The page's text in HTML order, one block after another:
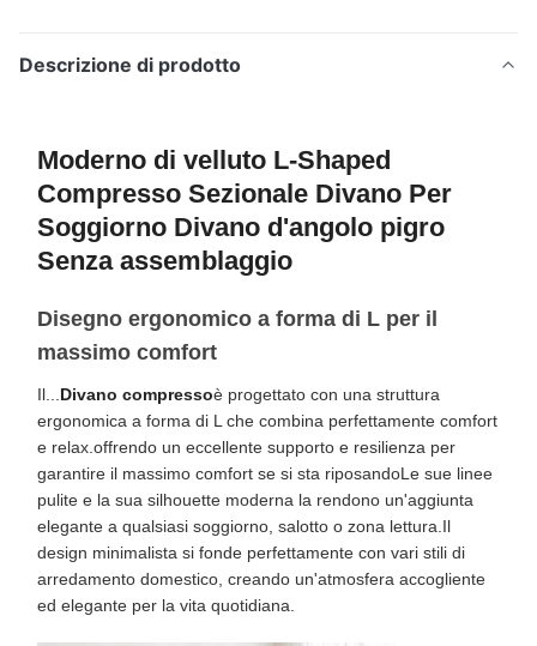
Descrizione di prodotto
Moderno di velluto L-Shaped
Compresso Sezionale Divano Per
Soggiorno Divano d'angolo pigro
Senza assemblaggio
Disegno ergonomico a forma di L per il
massimo comfort
Il... Divano compressoè progettato con una struttura
ergonomica a forma di L che combina perfettamente comfort
e relax.offrendo un eccellente supporto e resilienza per
garantire il massimo comfort se si sta riposandoLe sue linee
pulite e la sua silhouette moderna la rendono un'aggiunta
elegante a qualsiasi soggiorno, salotto o zona lettura.Il
design minimalista si fonde perfettamente con vari stili di
arredamento domestico, creando un'atmosfera accogliente
ed elegante per la vita quotidiana.